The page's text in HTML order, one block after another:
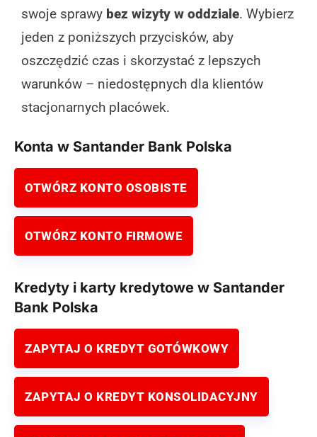
swoje sprawy bez wizyty w oddziale. Wybierz
jeden z poniższych przycisków, aby
oszczędzić czas i skorzystać z lepszych
warunków – niedostępnych dla klientów
stacjonarnych placówek.
Konta w Santander Bank Polska
OTWÓRZ KONTO OSOBISTE
OTWÓRZ KONTO FIRMOWE
Kredyty i karty kredytowe w Santander
Bank Polska
ZAPYTAJ O KREDYT GOTÓWKOWY
ZAPYTAJ O KREDYT KONSOLIDACYJNY